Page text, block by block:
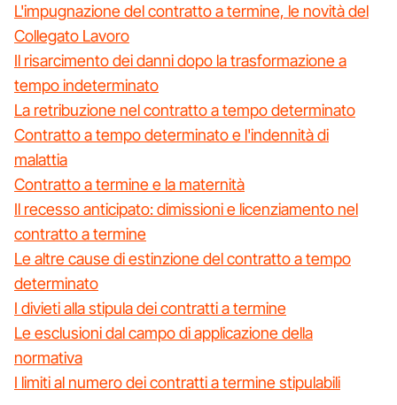
L'impugnazione del contratto a termine, le novità del
Collegato Lavoro
Il risarcimento dei danni dopo la trasformazione a
tempo indeterminato
La retribuzione nel contratto a tempo determinato
Contratto a tempo determinato e l'indennità di
malattia
Contratto a termine e la maternità
Il recesso anticipato: dimissioni e licenziamento nel
contratto a termine
Le altre cause di estinzione del contratto a tempo
determinato
I divieti alla stipula dei contratti a termine
Le esclusioni dal campo di applicazione della
normativa
I limiti al numero dei contratti a termine stipulabili